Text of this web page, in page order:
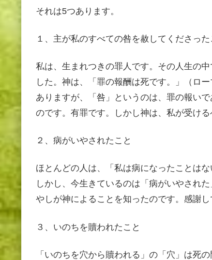
それは5つあります。
１、主が私のすべての咎を赦してくださった
私は、生まれつきの罪人です。その人生の
した。神は、「罪の報酬は死です。」（ロ
ありますが、「咎」というのは、罪の報い
のです。有罪です。しかし神は、私が受け
２、病がいやされたこと
ほとんどの人は、「私は病になったことは
しかし、今生きているのは「病がいやされ
やしが神によることを知ったのです。感謝
３、いのちを贖われたこと
「いのちを穴から贖われる」の「穴」は死